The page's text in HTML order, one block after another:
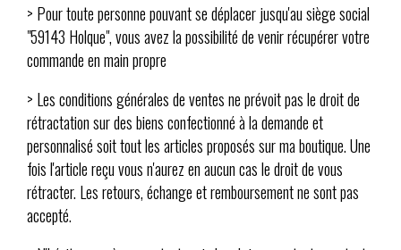
> Pour toute personne pouvant se déplacer jusqu'au siège social
"59143 Holque", vous avez la possibilité de venir récupérer votre
commande en main propre
> Les conditions générales de ventes ne prévoit pas le droit de
rétractation sur des biens confectionné à la demande et
personnalisé soit tout les articles proposés sur ma boutique. Une
fois l'article reçu vous n'aurez en aucun cas le droit de vous
rétracter. Les retours, échange et remboursement ne sont pas
accepté.